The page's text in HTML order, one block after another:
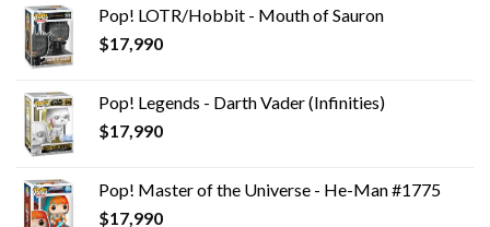
Pop! LOTR/Hobbit - Mouth of Sauron
$17,990
Pop! Legends - Darth Vader (Infinities)
$17,990
Pop! Master of the Universe - He-Man #1775
$17,990